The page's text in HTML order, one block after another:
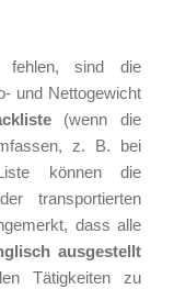
fehlen, sind die
und Nettogewicht
(wenn die
z. B. bei
können die
transportierten
dass alle
ausgestellt
Tätigkeiten zu